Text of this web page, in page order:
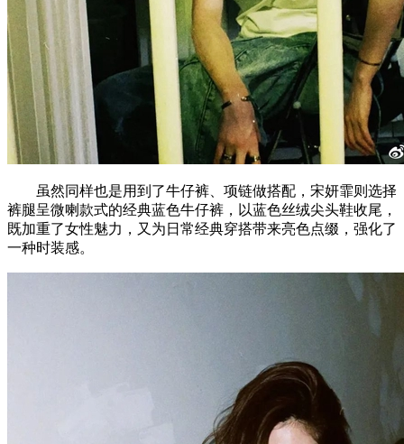
虽然同样也是用到了牛仔裤、项链做搭配，宋妍霏则选择
裤腿呈微喇款式的经典蓝色牛仔裤，以蓝色丝绒尖头鞋收尾，
既加重了女性魅力，又为日常经典穿搭带来亮色点缀，强化了
一种时装感。